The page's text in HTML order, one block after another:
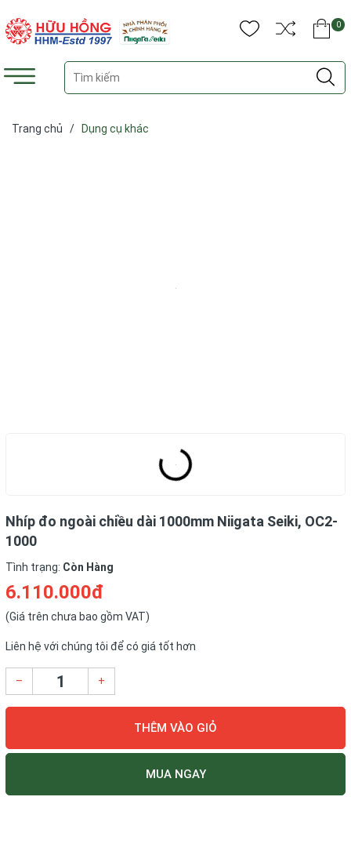
0
Trang chủ / Dụng cụ khác
Nhíp đo ngoài chiều dài 1000mm Niigata Seiki, OC2-
1000
Tình trạng: Còn Hàng
6.110.000đ
(Giá trên chưa bao gồm VAT)
Liên hệ với chúng tôi để có giá tốt hơn
– +
THÊM VÀO GIỎ
MUA NGAY